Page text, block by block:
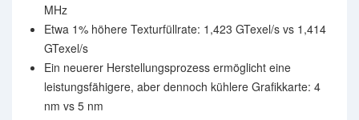
MHz
Etwa 1% höhere Texturfüllrate: 1,423 GTexel/s vs 1,414
GTexel/s
Ein neuerer Herstellungsprozess ermöglicht eine
leistungsfähigere, aber dennoch kühlere Grafikkarte: 4
nm vs 5 nm